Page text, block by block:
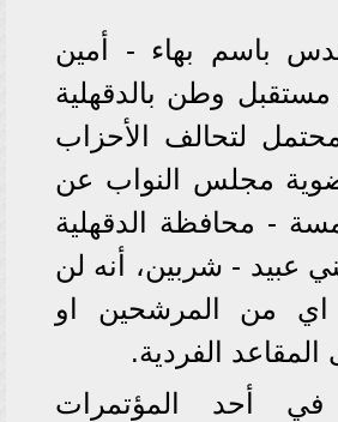
باسم بهاء - أمين
وطن بالدقهلية
لتحالف الأحزاب
مجلس النواب عن
- محافظة الدقهلية
عبيد - شربين، أنه لن
اي من المرشحين او
الفردية.
في أحد المؤتمرات